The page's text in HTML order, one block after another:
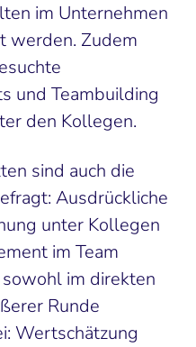
im Unternehmen
werden. Zudem
und Teambuilding
den Kollegen.
sind auch die
Ausdrückliche
unter Kollegen
im Team
im direkten
Runde
Wertschätzung